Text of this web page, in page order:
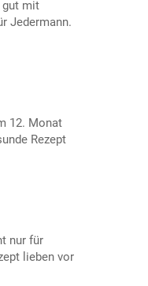
gut mit
Jedermann.
12. Monat
Rezept
nur für
lieben vor